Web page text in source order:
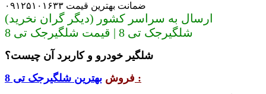
ضمانت بهترین قیمت ۰۹۱۲۵۱۰۱۶۳۳
ارسال به سراسر کشور (دیگر گران نخرید)
شلگیرجک تی 8 | قیمت شلگیرجک تی 8
شلگیر خودرو و کاربرد آن چیست؟
فروش بهترین شلگیرجک تی 8 :